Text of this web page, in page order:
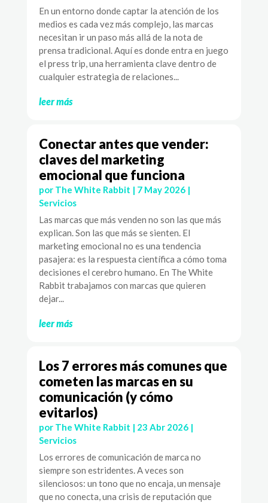
En un entorno donde captar la atención de los
medios es cada vez más complejo, las marcas
necesitan ir un paso más allá de la nota de
prensa tradicional. Aquí es donde entra en juego
el press trip, una herramienta clave dentro de
cualquier estrategia de relaciones...
leer más
Conectar antes que vender:
claves del marketing
emocional que funciona
por The White Rabbit | 7 May 2026|
Servicios
Las marcas que más venden no son las que más
explican. Son las que más se sienten. El
marketing emocional no es una tendencia
pasajera: es la respuesta científica a cómo toma
decisiones el cerebro humano. En The White
Rabbit trabajamos con marcas que quieren
dejar...
leer más
Los 7 errores más comunes que
cometen las marcas en su
comunicación (y cómo
evitarlos)
por The White Rabbit | 23 Abr 2026|
Servicios
Los errores de comunicación de marca no
siempre son estridentes. A veces son
silenciosos: un tono que no encaja, un mensaje
que no conecta, una crisis de reputación que